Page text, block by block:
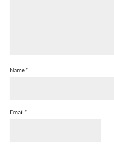
Name*
Email *